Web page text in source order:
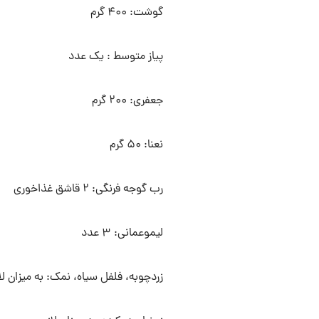
گوشت: ۴۰۰ گرم
پیاز متوسط : یک عدد
جعفری: ۲۰۰ گرم
نعنا: ۵۰ گرم
رب گوجه فرنگی: ۲ قاشق غذاخوری
لیموعمانی: ۳ عدد
زردچوبه، فلفل سیاه، نمک: به میزان